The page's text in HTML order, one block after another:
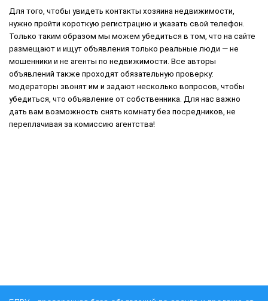
Для того, чтобы увидеть контакты хозяина недвижимости,
нужно пройти короткую регистрацию и указать свой телефон.
Только таким образом мы можем убедиться в том, что на сайте
размещают и ищут объявления только реальные люди — не
мошенники и не агенты по недвижимости. Все авторы
объявлений также проходят обязательную проверку:
модераторы звонят им и задают несколько вопросов, чтобы
убедиться, что объявление от собственника. Для нас важно
дать вам возможность снять комнату без посредников, не
переплачивая за комиссию агентства!